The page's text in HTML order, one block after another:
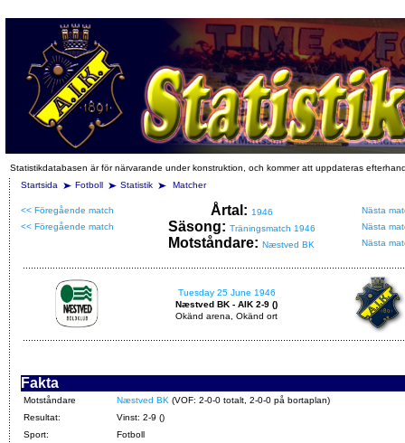
Statistikdatabasen är för närvarande under konstruktion, och kommer att uppdateras
Startsida
Fotboll Statistik Matcher
<< Föregående match Årtal: 1946
Nästa
<< Föregående match
Säsong: Träningsmatch 1946 Nästa
Motståndare: Næstved BK Nästa
Tuesday 25 June 1946
Næstved BK - AIK 2-9 ()
Okänd arena, Okänd ort
Fakta
Motståndare Næstved BK (VOF: 2-0-0 totalt, 2-0-0 på bortaplan)
Resultat:
Vinst: 2-9 ()
Sport:
Fotboll